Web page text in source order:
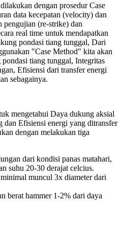
dengan prosedur Case
data kecepatan (velocity) dan
pengujian (re-strike) dan
real time untuk mendapatkan
pondasi tiang tunggal, Dari
"Case Method" kita akan
tiang tunggal, Integritas
Efisiensi dari transfer energi
sebagainya.
mengetahui Daya dukung aksial
dan Efisiensi energi yang ditransfer
dengan melakukan tiga
dari kondisi panas matahari,
suhu 20-30 derajat celcius.
muncul 3x diameter dari
berat hammer 1-2% dari daya